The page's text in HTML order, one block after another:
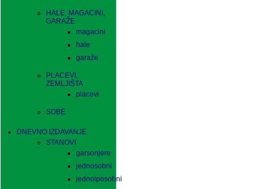
HALE, MAGACINI,
GARAŽE
magacini
hale
garaže
PLACEVI,
ZEMLJIŠTA
placevi
SOBE
DNEVNO IZDAVANJE
STANOVI
garsonjere
jednosobni
jednoiposobni